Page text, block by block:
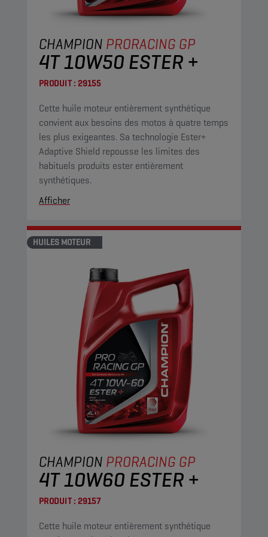
CHAMPION PRORACING GP
4T 10W50 ESTER +
PRODUIT : 29155
Cette huile moteur entièrement synthétique
convient aux besoins des motos à quatre temps
les plus exigeantes. Sa technologie Ester+
Adaptive Shield repousse les limites des
habituels produits ester entièrement
synthétiques.
Afficher
HUILES MOTEUR
CHAMPION PRORACING GP
4T 10W60 ESTER +
PRODUIT : 29157
Cette huile moteur entièrement synthétique